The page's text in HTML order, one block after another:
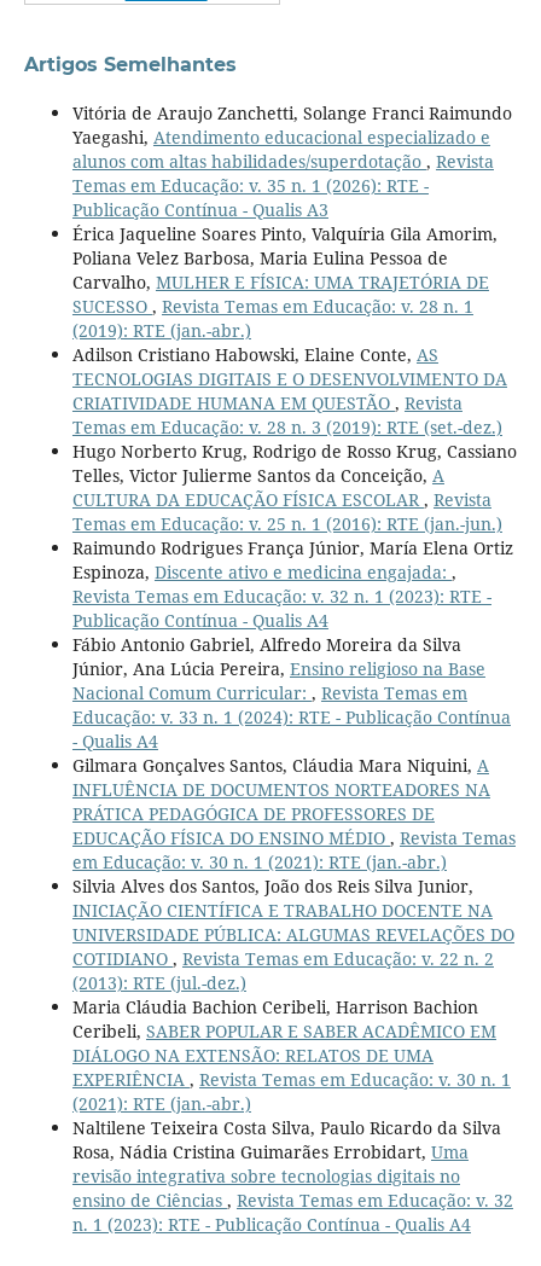
Artigos Semelhantes
Vitória de Araujo Zanchetti, Solange Franci Raimundo
Yaegashi, Atendimento educacional especializado e
alunos com altas habilidades/superdotação , Revista
Temas em Educação: v. 35 n. 1 (2026): RTE -
Publicação Contínua - Qualis A3
Érica Jaqueline Soares Pinto, Valquíria Gila Amorim,
Poliana Velez Barbosa, Maria Eulina Pessoa de
Carvalho, MULHER E FÍSICA: UMA TRAJETÓRIA DE
SUCESSO , Revista Temas em Educação: v. 28 n. 1
(2019): RTE (jan.-abr.)
Adilson Cristiano Habowski, Elaine Conte, AS
TECNOLOGIAS DIGITAIS E O DESENVOLVIMENTO DA
CRIATIVIDADE HUMANA EM QUESTÃO , Revista
Temas em Educação: v. 28 n. 3 (2019): RTE (set.-dez.)
Hugo Norberto Krug, Rodrigo de Rosso Krug, Cassiano
Telles, Victor Julierme Santos da Conceição, A
CULTURA DA EDUCAÇÃO FÍSICA ESCOLAR, Revista
Temas em Educação: v. 25 n. 1 (2016): RTE (jan.-jun.)
Raimundo Rodrigues França Júnior, María Elena Ortiz
Espinoza, Discente ativo e medicina engajada: ,
Revista Temas em Educação: v. 32 n. 1 (2023): RTE -
Publicação Contínua - Qualis A4
Fábio Antonio Gabriel, Alfredo Moreira da Silva
Júnior, Ana Lúcia Pereira, Ensino religioso na Base
Nacional Comum Curricular: , Revista Temas em
Educação: v. 33 n. 1 (2024): RTE - Publicação Contínua
- Qualis A4
Gilmara Gonçalves Santos, Cláudia Mara Niquini, A
INFLUÊNCIA DE DOCUMENTOS NORTEADORES NA
PRÁTICA PEDAGÓGICA DE PROFESSORES DE
EDUCAÇÃO FÍSICA DO ENSINO MÉDIO , Revista Temas
em Educação: v. 30 n. 1 (2021): RTE (jan.-abr.)
Silvia Alves dos Santos, João dos Reis Silva Junior,
INICIAÇÃO CIENTÍFICA E TRABALHO DOCENTE NA
UNIVERSIDADE PÚBLICA: ALGUMAS REVELAÇÕES DO
COTIDIANO , Revista Temas em Educação: v. 22 n. 2
(2013): RTE (jul.-dez.)
Maria Cláudia Bachion Ceribeli, Harrison Bachion
Ceribeli, SABER POPULAR E SABER ACADÊMICO EM
DIÁLOGO NA EXTENSÃO: RELATOS DE UMA
EXPERIÊNCIA , Revista Temas em Educação: v. 30 n. 1
(2021): RTE (jan.-abr.)
Naltilene Teixeira Costa Silva, Paulo Ricardo da Silva
Rosa, Nádia Cristina Guimarães Errobidart, Uma
revisão integrativa sobre tecnologias digitais no
ensino de Ciências , Revista Temas em Educação: v. 32
n. 1 (2023): RTE - Publicação Contínua - Qualis A4